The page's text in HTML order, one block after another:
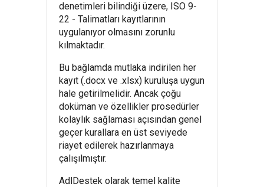
denetimleri bilindiği üzere, ISO 9-
22 - Talimatları kayıtlarının
uygulanıyor olmasını zorunlu
kılmaktadır.
Bu bağlamda mutlaka indirilen her
kayıt (.docx ve .xlsx) kuruluşa uygun
hale getirilmelidir. Ancak çoğu
doküman ve özellikler prosedürler
kolaylık sağlaması açısından genel
geçer kurallara en üst seviyede
riayet edilerek hazırlanmaya
çalışılmıştır.
AdlDestek olarak temel kalite